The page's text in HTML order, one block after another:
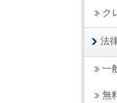
ク
法
一
無